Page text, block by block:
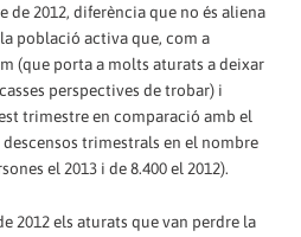
2012, diferència que no és aliena
població activa que, com a
(que porta a molts aturats a deixar
perspectives de trobar) i
trimestre en comparació amb el
trimestrals en el nombre
el 2013 i de 8.400 el 2012).
2012 els aturats que van perdre la